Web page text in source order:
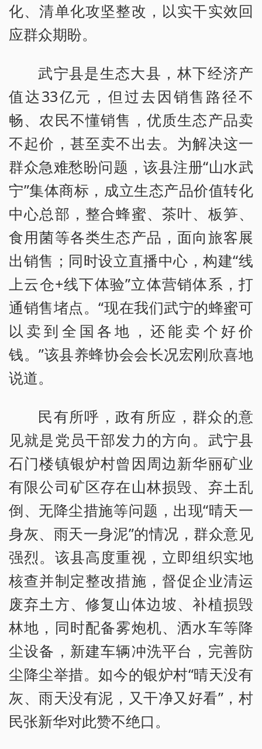
化、清单化攻坚整改，以实干实效回
应群众期盼。
武宁县是生态大县，林下经济产
值达33亿元，但过去因销售路径不
畅、农民不懂销售，优质生态产品卖
不起价，甚至卖不出去。为解决这一
群众急难愁盼问题，该县注册“山水武
宁”集体商标，成立生态产品价值转化
中心总部，整合蜂蜜、茶叶、板笋、
食用菌等各类生态产品，面向旅客展
出销售；同时设立直播中心，构建“线
上云仓+线下体验”立体营销体系，打
通销售堵点。“现在我们武宁的蜂蜜可
以卖到全国各地，还能卖个好价
钱。”该县养蜂协会会长况宏刚欣喜地
说道。
民有所呼，政有所应，群众的意
见就是党员干部发力的方向。武宁县
石门楼镇银炉村曾因周边新华丽矿业
有限公司矿区存在山林损毁、弃土乱
倒、无降尘措施等问题，出现“晴天一
身灰、雨天一身泥”的情况，群众意见
强烈。该县高度重视，立即组织实地
核查并制定整改措施，督促企业清运
废弃土方、修复山体边坡、补植损毁
林地，同时配备雾炮机、洒水车等降
尘设备，新建车辆冲洗平台，完善防
尘降尘举措。如今的银炉村“晴天没有
灰、雨天没有泥，又干净又好看”，村
民张新华对此赞不绝口。